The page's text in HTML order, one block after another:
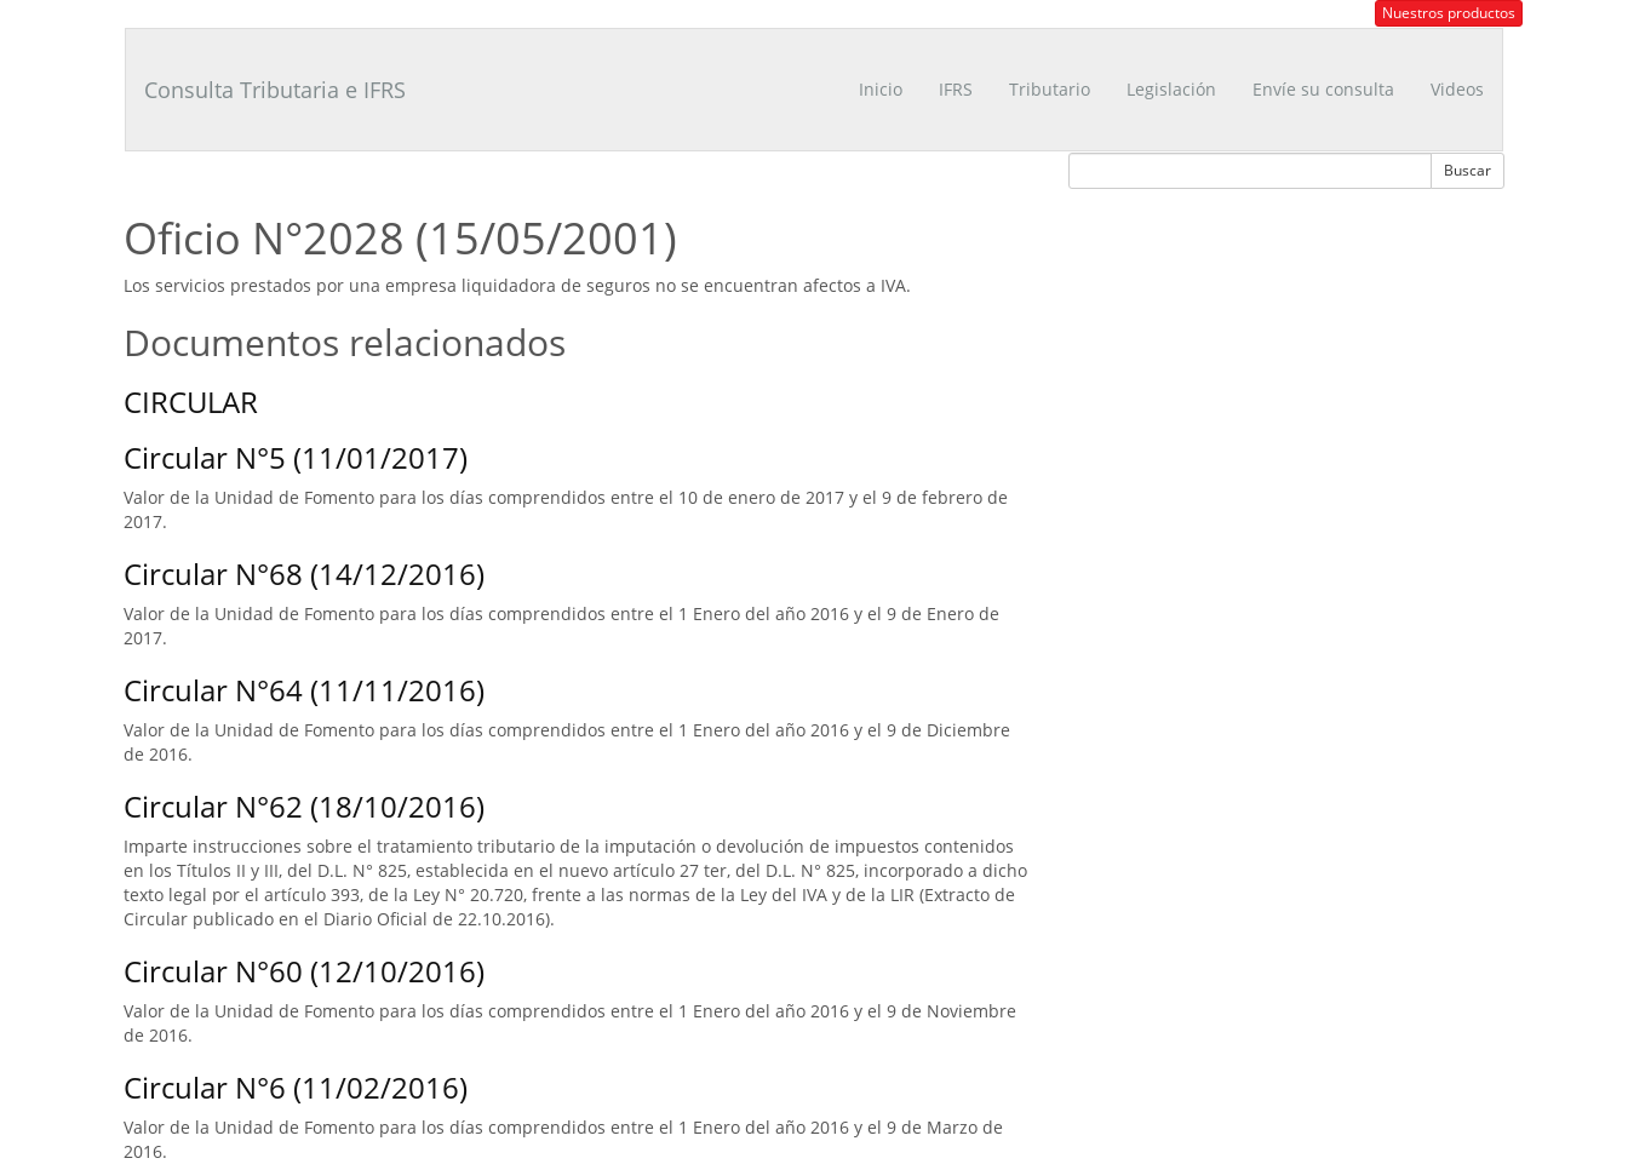
Tributario
Nuestros productos
Consulta Tributaria e IFRS Inicio IFRS Tributario Legislación Envíe su consulta Videos
Oficio N°2028 (15/05/2001)
Los servicios prestados por una empresa liquidadora de seguros no se encuentran afectos a IVA.
Documentos relacionados
CIRCULAR
Circular N°5 (11/01/2017)
Valor de la Unidad de Fomento para los días comprendidos entre el 10 de enero de 2017 y el 9 de febrero de
2017.
Circular N°68 (14/12/2016)
Valor de la Unidad de Fomento para los días comprendidos entre el 1 Enero del año 2016 y el 9 de Enero de
2017.
Circular N°64 (11/11/2016)
Valor de la Unidad de Fomento para los días comprendidos entre el 1 Enero del año 2016 y el 9 de Diciembre
de 2016.
Circular N°62 (18/10/2016)
Imparte instrucciones sobre el tratamiento tributario de la imputación o devolución de impuestos contenidos
en los Títulos II y III, del D.L. N° 825, establecida en el nuevo artículo 27 ter, del D.L. N° 825, incorporado a dicho
texto legal por el artículo 393, de la Ley N° 20.720, frente a las normas de la Ley del IVA y de la LIR (Extracto de
Circular publicado en el Diario Oficial de 22.10.2016).
Circular N°60 (12/10/2016)
Valor de la Unidad de Fomento para los días comprendidos entre el 1 Enero del año 2016 y el 9 de Noviembre
de 2016.
Circular N°6 (11/02/2016)
Valor de la Unidad de Fomento para los días comprendidos entre el 1 Enero del año 2016 y el 9 de Marzo de
2016.